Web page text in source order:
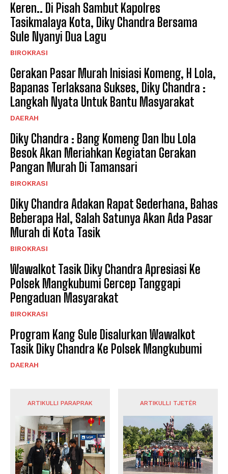
Keren.. Di Pisah Sambut Kapolres
Tasikmalaya Kota, Diky Chandra Bersama
Sule Nyanyi Dua Lagu
BIROKRASI
Gerakan Pasar Murah Inisiasi Komeng, H Lola,
Bapanas Terlaksana Sukses, Diky Chandra :
Langkah Nyata Untuk Bantu Masyarakat
DAERAH
Diky Chandra : Bang Komeng Dan Ibu Lola
Besok Akan Meriahkan Kegiatan Gerakan
Pangan Murah Di Tamansari
BIROKRASI
Diky Chandra Adakan Rapat Sederhana, Bahas
Beberapa Hal, Salah Satunya Akan Ada Pasar
Murah di Kota Tasik
BIROKRASI
Wawalkot Tasik Diky Chandra Apresiasi Ke
Polsek Mangkubumi Gercep Tanggapi
Pengaduan Masyarakat
BIROKRASI
Program Kang Sule Disalurkan Wawalkot
Tasik Diky Chandra Ke Polsek Mangkubumi
DAERAH
ARTIKULLI PARAPRAK ARTIKULLI TJETËR